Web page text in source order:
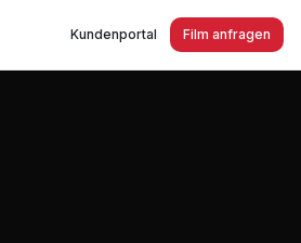
Kundenportal Film anfragen